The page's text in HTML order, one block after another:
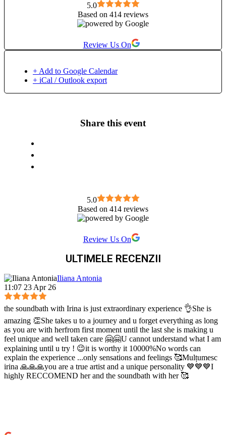
5.0
Based on 414 reviews
Review Us On
+ Add to Google Calendar
+ iCal / Outlook export
Share this event
5.0
Based on 414 reviews
Review Us On
ULTIMELE RECENZII
Iliana Antonia
11:07 23 Apr 26
the soundbath with Irina is just extraordinary experience 👌She is
amazing 👏She takes u to a journey and u forget everything as long
as you are with herfrom first moment until the last she is making u
feel unique and well taken care 🤗🤗U cannot understand what I am
explaining until u try ! 😉it is worthy it 10000%No words can
explain the experience ...only sensations and feelings 🥰Mulțumesc
irina 🙏🙏🙏you are a true artist and a unique personality 💙💙💙I
highly RECCOMEND her and the soundbath with her 🥰